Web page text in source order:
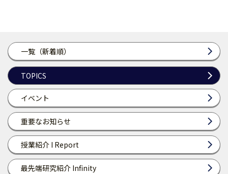
一覧（新着順）
TOPICS
イベント
重要なお知らせ
授業紹介 I Report
最先端研究紹介 Infinity